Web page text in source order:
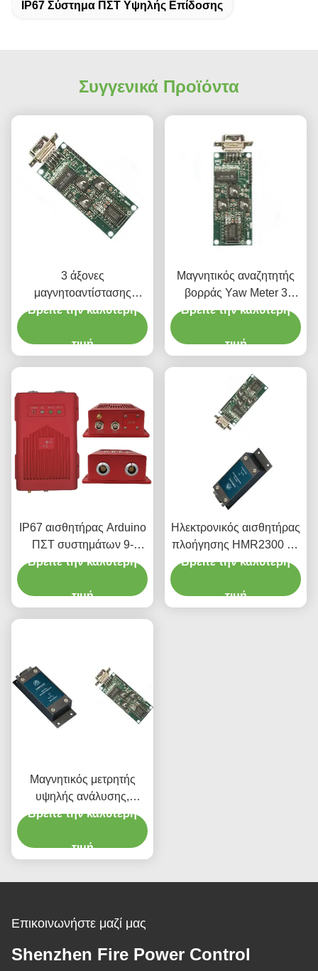
IP67 Σύστημα ΠΣΤ Υψηλής Επίδοσης
Συγγενικά Προϊόντα
3 άξονες
μαγνητοαντίστασης
αισθητήρας Gauss μέτρη
Βρείτε την καλύτερη
τιμή
Μαγνητικός αναζητητής
βορράς Yaw Meter 3
άξονας μέτρηση της
Βρείτε την καλύτερη
τιμή
IP67 αισθητήρας Arduino
ΠΣΤ συστημάτων 9-
36VDC ΠΣΤ υψηλής
Βρείτε την καλύτερη
τιμή
Ηλεκτρονικός αισθητήρας
πλοήγησης HMR2300 ±1
Gauss
Βρείτε την καλύτερη
τιμή
Μαγνητικός μετρητής
υψηλής ανάλυσης,
τριαξωνικός ψηφιακή
μαγνητομέτρων RS232
Βρείτε την καλύτερη
τιμή
Επικοινωνήστε μαζί μας
Shenzhen Fire Power Control